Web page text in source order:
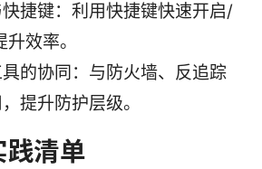
捷键：利用快捷键快速开启/
效率。
的协同：与防火墙、反追踪
提升防护层级。
践清单